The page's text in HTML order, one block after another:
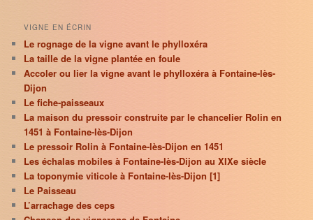
VIGNE EN ÉCRIN
Le rognage de la vigne avant le phylloxéra
La taille de la vigne plantée en foule
Accoler ou lier la vigne avant le phylloxéra à Fontaine-lès-
Dijon
Le fiche-paisseaux
La maison du pressoir construite par le chancelier Rolin en
1451 à Fontaine-lès-Dijon
Le pressoir Rolin à Fontaine-lès-Dijon en 1451
Les échalas mobiles à Fontaine-lès-Dijon au XIXe siècle
La toponymie viticole à Fontaine-lès-Dijon [1]
Le Paisseau
L’arrachage des ceps